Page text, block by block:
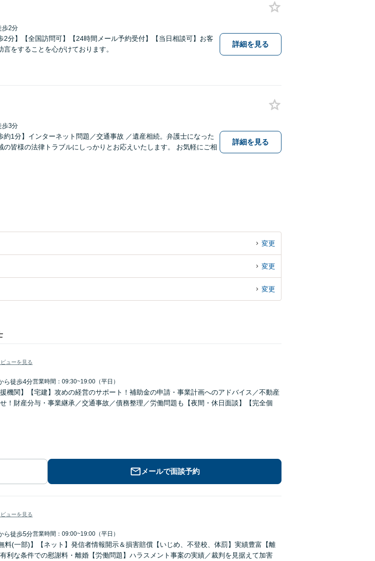
歩2分
2分】【全国訪問可】【24時間メール予約受付】【当日相談可】お客
をすることを心がけております。
詳細を見る
歩3分
約1分】インターネット問題／交通事故 ／遺産相続。弁護士になった
の皆様の法律トラブルにしっかりとお応えいたします。 お気軽にご相
詳細を見る
変更
変更
変更
ューを見る
ら徒歩4分営業時間：09:30~19:00（平日）
機関】【宅建】攻めの経営のサポート！補助金の申請・事業計画へのアドバイス／不動産
！財産分与・事業継承／交通事故／債務整理／労働問題も【夜間・休日面談】【完全個
メールで面談予約
ューを見る
ら徒歩5分営業時間：09:00~19:00（平日）
料(一部)】【ネット】発信者情報開示＆損害賠償【いじめ、不登校、体罰】実績豊富【離
利な条件での慰謝料・離婚【労働問題】ハラスメント事案の実績／裁判を見据えて加害